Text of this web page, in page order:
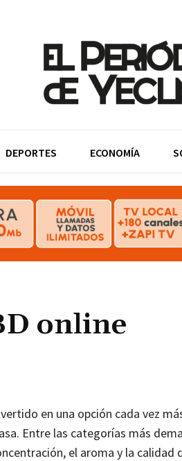
DEPORTES ECONOMÍA
online
en una opción cada vez
Entre las categorías más
el aroma y la calidad